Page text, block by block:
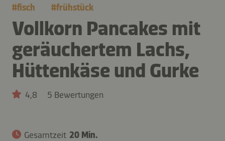
#fisch #frühstück
Vollkorn Pancakes mit
geräuchertem Lachs,
Hüttenkäse und Gurke
4,8 5 Bewertungen
Gesamtzeit 20 Min.